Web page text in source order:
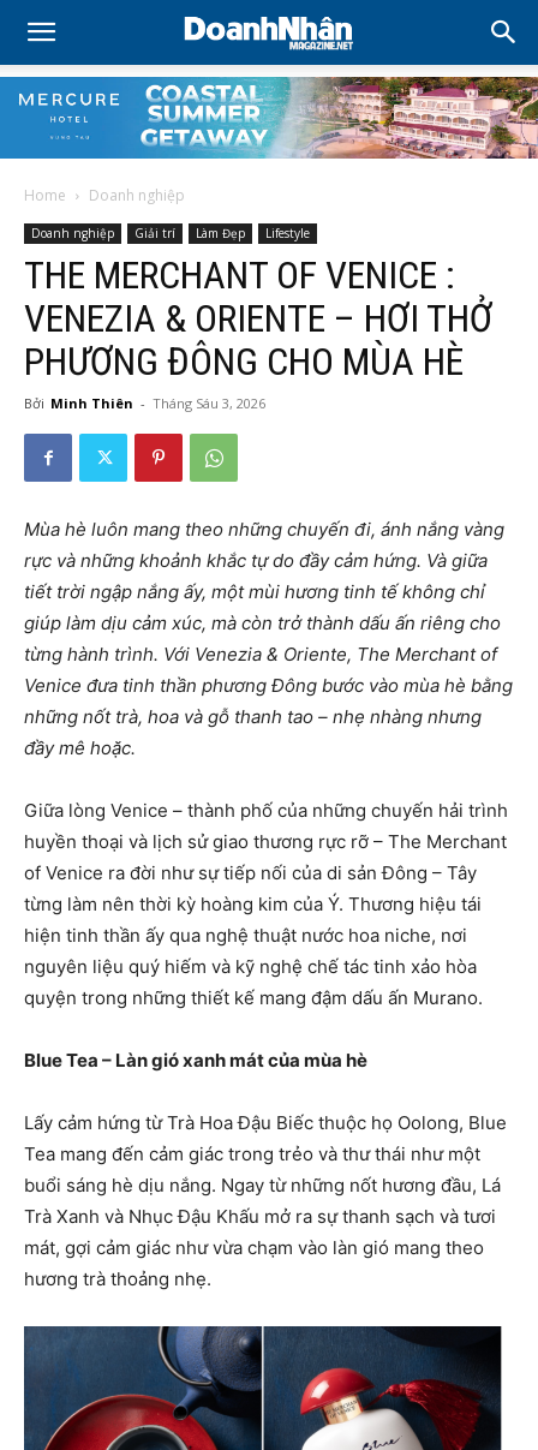
Home Doanh nghiệp
Doanh nghiệp Giải trí Làm Đẹp Lifestyle
THE MERCHANT OF VENICE :
VENEZIA & ORIENTE – HƠI THỞ
PHƯƠNG ĐÔNG CHO MÙA HÈ
Bởi Minh Thiên - Tháng Sáu 3, 2026
Mùa hè luôn mang theo những chuyến đi, ánh nắng vàng
rực và những khoảnh khắc tự do đầy cảm hứng. Và giữa
tiết trời ngập nắng ấy, một mùi hương tinh tế không chỉ
giúp làm dịu cảm xúc, mà còn trở thành dấu ấn riêng cho
từng hành trình. Với Venezia & Oriente, The Merchant of
Venice đưa tinh thần phương Đông bước vào mùa hè bằng
những nốt trà, hoa và gỗ thanh tao – nhẹ nhàng nhưng
đầy mê hoặc.
Giữa lòng Venice – thành phố của những chuyến hải trình
huyền thoại và lịch sử giao thương rực rỡ – The Merchant
of Venice ra đời như sự tiếp nối của di sản Đông – Tây
từng làm nên thời kỳ hoàng kim của Ý. Thương hiệu tái
hiện tinh thần ấy qua nghệ thuật nước hoa niche, nơi
nguyên liệu quý hiếm và kỹ nghệ chế tác tinh xảo hòa
quyện trong những thiết kế mang đậm dấu ấn Murano.
Blue Tea – Làn gió xanh mát của mùa hè
Lấy cảm hứng từ Trà Hoa Đậu Biếc thuộc họ Oolong, Blue
Tea mang đến cảm giác trong trẻo và thư thái như một
buổi sáng hè dịu nắng. Ngay từ những nốt hương đầu, Lá
Trà Xanh và Nhục Đậu Khấu mở ra sự thanh sạch và tươi
mát, gợi cảm giác như vừa chạm vào làn gió mang theo
hương trà thoảng nhẹ.